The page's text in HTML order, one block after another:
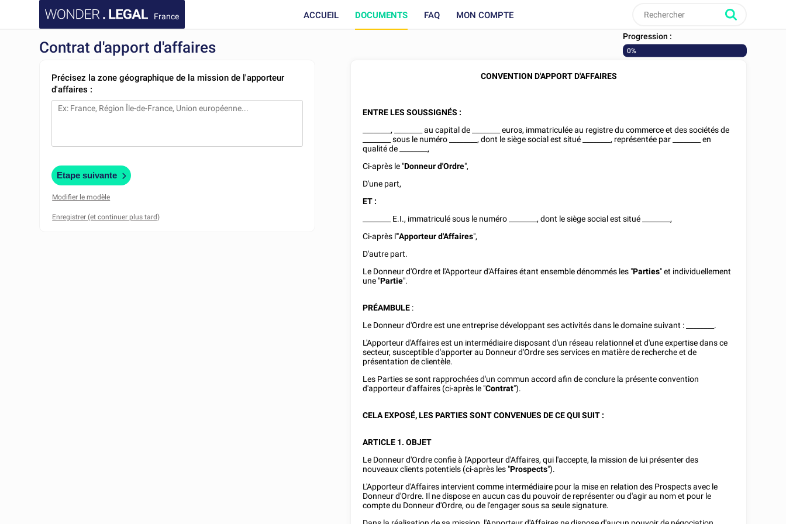
France ACCUEIL DOCUMENTS FAQ MON COMPTE
Contrat d'apport d'affaires
Progression :
0%
Précisez la zone géographique de la mission de l'apporteur
d'affaires :
Etape suivante
Modifier le modèle
CONVENTION D'APPORT D'AFFAIRES
ENTRE LESSOUSSIGNÉS :
, au capital de
euros, immatriculée au registre du commerce et des sociétés de
sous le numéro , dont le siège social est situé , représentée par
en
qualité de
,
Ci-après le "Donneur d'Ordre",
D'une part,
ET :
E.I., immatriculé sous le numéro , dont le siège social est situé
,
Ci-après l'"Apporteur d'Affaires",
D'autre part.
Le Donneur d'Ordre et l'Apporteur d'Affaires étant ensemble dénommés les "Parties" et individuellement
une "Partie".
PRÉAMBULE :
Le Donneur d'Ordre est une entreprise développant ses activités dans le domaine suivant :
.
L'Apporteur d'Affaires est un intermédiaire disposant d'un réseau relationnel et d'une expertise dans ce
secteur, susceptible d'apporter au Donneur d'Ordre ses services en matière de recherche et de
présentation de clientèle.
Les Parties se sont rapprochées d'un commun accord afin de conclure la présente convention
d'apporteur d'affaires (ci-après le "Contrat").
CELA EXPOSÉ, LES PARTIES SONT CONVENUES DE CE QUI SUIT :
ARTICLE 1. OBJET
Le Donneur d'Ordre confie à l'Apporteur d'Affaires, qui l'accepte, la mission de lui présenter des
nouveaux clients potentiels (ci-après les "Prospects").
L'Apporteur d'Affaires intervient comme intermédiaire pour la mise en relation des Prospects avec le
Donneur d'Ordre. Il ne dispose en aucun cas du pouvoir de représenter ou d'agir au nom et pour le
compte du Donneur d'Ordre, ou de l'engager sous sa seule signature.